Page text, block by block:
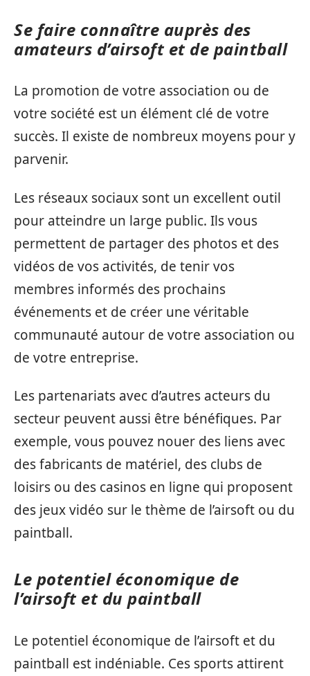
Se faire connaître auprès des
amateurs d’airsoft et de paintball
La promotion de votre association ou de
votre société est un élément clé de votre
succès. Il existe de nombreux moyens pour y
parvenir.
Les réseaux sociaux sont un excellent outil
pour atteindre un large public. Ils vous
permettent de partager des photos et des
vidéos de vos activités, de tenir vos
membres informés des prochains
événements et de créer une véritable
communauté autour de votre association ou
de votre entreprise.
Les partenariats avec d’autres acteurs du
secteur peuvent aussi être bénéfiques. Par
exemple, vous pouvez nouer des liens avec
des fabricants de matériel, des clubs de
loisirs ou des casinos en ligne qui proposent
des jeux vidéo sur le thème de l’airsoft ou du
paintball.
Le potentiel économique de
l’airsoft et du paintball
Le potentiel économique de l’airsoft et du
paintball est indéniable. Ces sports attirent